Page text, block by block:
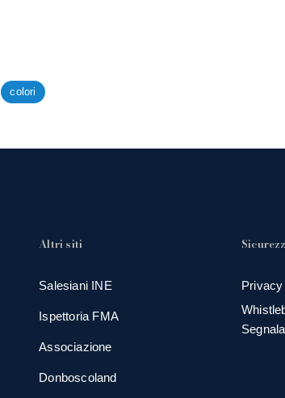
colori
Altri siti
Salesiani INE
Ispettoria FMA
Associazione
Donboscoland